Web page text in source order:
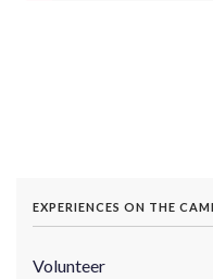
EXPERIENCES ON THE
Volunteer